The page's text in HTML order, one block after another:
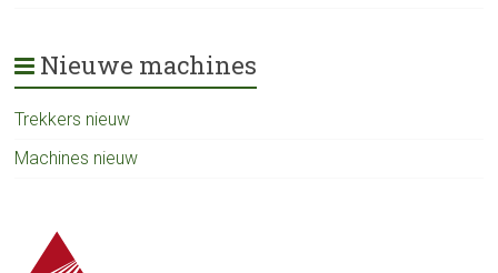
Nieuwe machines
Trekkers nieuw
Machines nieuw